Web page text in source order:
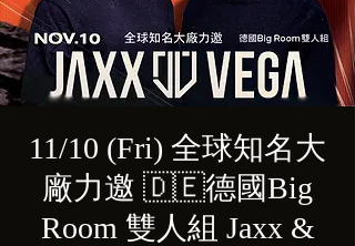
11/10 (Fri) 全球知名大
廠力邀 🇩🇪德國Big
Room 雙人組 Jaxx &